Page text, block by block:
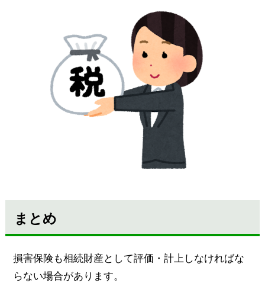
まとめ
損害保険も相続財産として評価・計上しなければな
らない場合があります。